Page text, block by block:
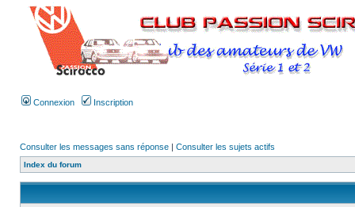
Connexion Inscription
Consulter les messages sans réponse | Consulter les sujets actifs
Index du forum